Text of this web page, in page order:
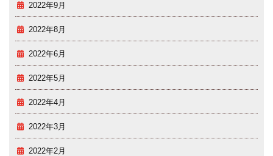
2022年9月
2022年8月
2022年6月
2022年5月
2022年4月
2022年3月
2022年2月